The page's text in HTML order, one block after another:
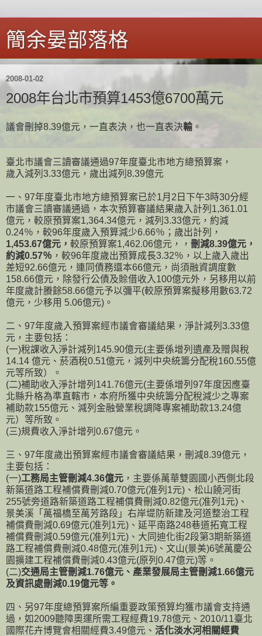
簡余晏部落格
2008-01-02
2008年台北市預算1453億6700萬元
議會刪掉8.39億元，一直表決，也一直表決輸 。
臺北市議會三讀審議通過97年度臺北市地方總預算案，
歲入減列3.33億元，歲出減列8.39億元
一、97年度臺北市地方總預算案已於1月2日下午3時30分經
市議會三讀審議通過，本次預算審議結果歲入計列1,361.01
億元，較原預算案1,364.34億元，減列3.33億元，約減
0.24％，較96年度歲入預算減少6.66％；歲出計列，
1,453.67億元， 較原預算案1,462.06億元，， 刪減8.39億元，
約減0.57％ ，較96年度歲出預算成長3.32％，以上歲入歲出
差短92.66億元，連同債務還本66億元，尚須融資調度數
158.66億元，除發行公債及賒借收入100億元外，另移用以前
年度歲計賸餘58.66億元予以彌平(較原預算案擬移用數63.72
億元，少移用 5.06億元)。
二、97年度歲入預算案經市議會審議結果，淨計減列3.33億
元，主要包括：
(一)稅課收入淨計減列145.90億元(主要係增列遺產及贈與稅
14.14 億元、菸酒稅0.51億元，減列中央統籌分配稅160.55億
元等所致）。
(二)補助收入淨計增列141.76億元(主要係增列97年度因應臺
北縣升格為準直轄市，本府所獲中央統籌分配稅減少之專案
補助款155億元、減列金融營業稅調降專案補助款13.24億
元）等所致。
(三)規費收入淨計增列0.67億元。
三、97年度歲出預算案經市議會審議結果，刪減8.39億元，
主要包括：
(一)工務局主管刪減4.36億元 ，主要係萬華雙園國小西側北段
新築道路工程補償費刪減0.70億元(准列1元)、松山饒河街
255號旁道路新築道路工程補償費刪減0.82億元(准列1元)、
景美溪「萬福橋至萬芳路段」右岸堤防新建及河道整治工程
補償費刪減0.69億元(准列1元)、延平南路248巷道拓寬工程
補償費刪減0.59億元(准列1元)、大同迪化街2段第3期新築道
路工程補償費刪減0.48億元(准列1元)、文山(景美)6號萬慶公
園擴建工程補償費刪減0.43億元(原列0.47億元)等。
(二)交通局主管刪減1.76億元、產業發展局主管刪減1.66億元
及資訊處刪減0.19億元等。
四、另97年度總預算案所編重要政策預算均獲市議會支持通
過，如2009聽障奧運所需工程經費19.78億元、2010/11臺北
國際花卉博覽會相關經費3.49億元、 活化淡水河相關經費